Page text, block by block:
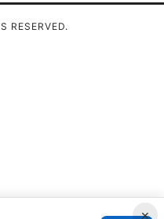
×
RESERVED.